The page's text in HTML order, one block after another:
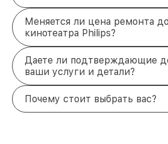
Меняется ли цена ремонта
кинотеатра Philips?
Даете ли подтверждающие
ваши услуги и детали?
Почему стоит выбрать вас?